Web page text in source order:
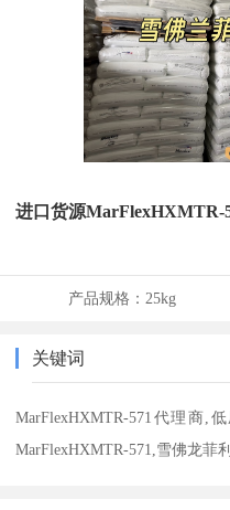
进口货源MarFlexHXMTR-
产品规格： 25kg
关键词
MarFlexHXMTR-571代理商,
MarFlexHXMTR-571,雪佛龙菲